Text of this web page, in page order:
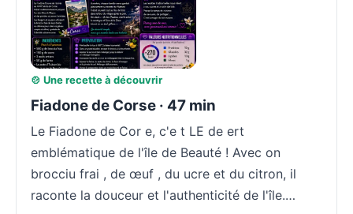
🍲 Une recette à découvrir
Fiadone de Corse · 47 min
Le Fiadone de Cor e, c'e t LE de ert
emblématique de l'île de Beauté ! Avec on
brocciu frai , de œuf , du ucre et du citron, il
raconte la douceur et l'authenticité de l'île.…